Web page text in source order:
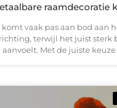
raamdecoratie
vaak pas aan bod aan
terwijl het juist sterk
Met de juiste keuze